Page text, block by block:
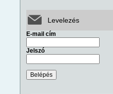
Levelezés
E-mail cím
Jelszó